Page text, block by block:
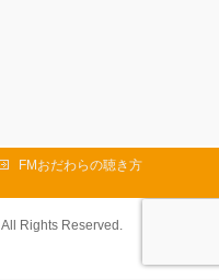
FMおだわらの聴き方
All Rights Reserved.